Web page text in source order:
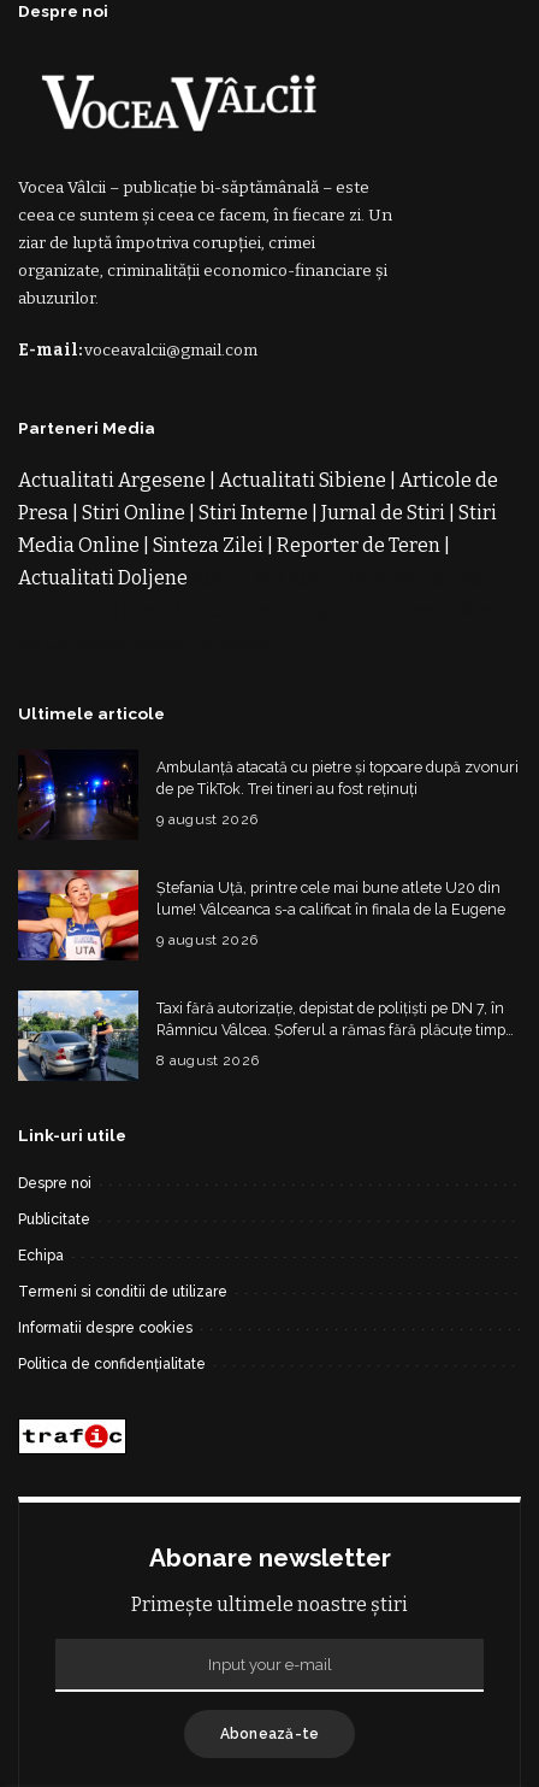
Despre noi
Vocea Vâlcii – publicație bi-săptămânală – este
ceea ce suntem și ceea ce facem, în fiecare zi. Un
ziar de luptă împotriva corupției, crimei
organizate, criminalității economico-financiare și
abuzurilor.
E-mail:voceavalcii@gmail.com
Parteneri Media
Actualitati Argesene Actualitati Sibiene
Articole de
Presa Stiri Online Stiri Interne Jurnal de Stiri Stiri
Media Online
Sinteza Zilei Reporter de Teren
Actualitati Doljene
Ultimele articole
Ambulanță atacată cu pietre și topoare după zvonuri
de pe TikTok. Trei tineri au fost reținuți
9 august 2026
Ștefania Uță, printre cele mai bune atlete U20 din
lume! Vâlceanca s-a calificat în finala de la Eugene
9 august 2026
Taxi fără autorizație, depistat de polițiști pe DN 7, în
Râmnicu Vâlcea. Șoferul a rămas fără plăcuțe timp
de 6 luni
8 august 2026
Link-uri utile
Despre noi
Publicitate
Echipa
Termeni si conditii de utilizare
Informatii despre cookies
Politica de confidențialitate
Abonare newsletter
Primește ultimele noastre știri
Abonează-te